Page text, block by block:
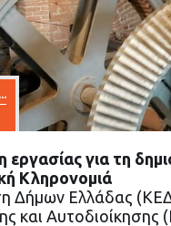
για τη
Κληρονομιά
Δήμων Ελλάδας
και